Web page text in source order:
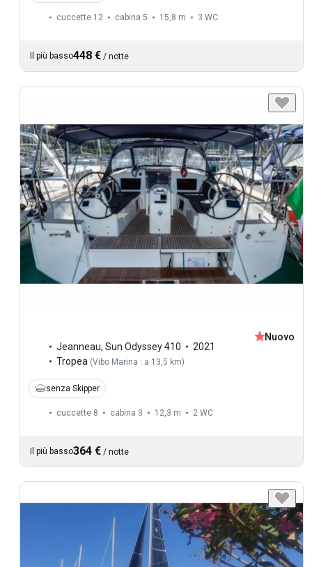
cuccette 12 cabina 5 15,8 m 3 WC
Il più basso448 € / notte
Jeanneau, Sun Odyssey 410
2021
Tropea (Vibo Marina : a 13,5 km)
Nuovo
senza Skipper
cuccette 8 cabina 3 12,3 m 2 WC
Il più basso364 € / notte